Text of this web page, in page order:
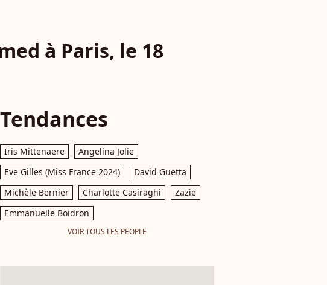
à Paris, le 18
Tendances
Iris Mittenaere
Angelina Jolie
Eve Gilles (Miss France 2024)
David Guetta
Michèle Bernier
Charlotte Casiraghi
Zazie
Emmanuelle Boidron
VOIR TOUS LES PEOPLE